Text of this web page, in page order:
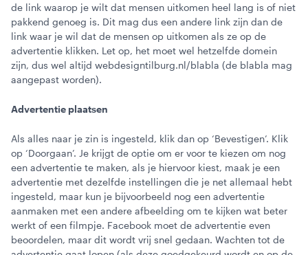
de link waarop je wilt dat mensen uitkomen heel lang is of niet
pakkend genoeg is. Dit mag dus een andere link zijn dan de
link waar je wil dat de mensen op uitkomen als ze op de
advertentie klikken. Let op, het moet wel hetzelfde domein
zijn, dus wel altijd webdesigntilburg.nl/blabla (de blabla mag
aangepast worden).
Advertentie plaatsen
Als alles naar je zin is ingesteld, klik dan op ‘Bevestigen’. Klik
op ‘Doorgaan’. Je krijgt de optie om er voor te kiezen om nog
een advertentie te maken, als je hiervoor kiest, maak je een
advertentie met dezelfde instellingen die je net allemaal hebt
ingesteld, maar kun je bijvoorbeeld nog een advertentie
aanmaken met een andere afbeelding om te kijken wat beter
werkt of een filmpje. Facebook moet de advertentie even
beoordelen, maar dit wordt vrij snel gedaan. Wachten tot de